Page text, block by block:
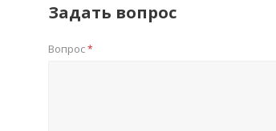
Задать вопрос
Вопрос*